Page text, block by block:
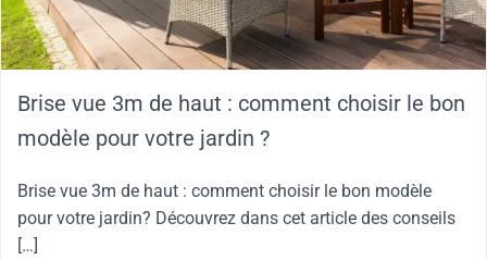
Brise vue 3m de haut : comment choisir le bon
modèle pour votre jardin ?
Brise vue 3m de haut : comment choisir le bon modèle
pour votre jardin? Découvrez dans cet article des conseils
[…]